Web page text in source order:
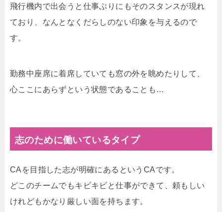
飛行機内で出会うと仕事ぶりにもそのスタンスが現れ
ており、なんとなくだらしのない印象を与えるので
す。
勤務中座席に着席していても窓の外を眺めたりして、
心ここにあらずという状態であることも…
志のために働いているタイプ
CAを目指した志が明確にあるというCAです。
どこのチームでもキビキビと仕事ができて、頼もしい
けれどもかなり厳しい面を持ちます。